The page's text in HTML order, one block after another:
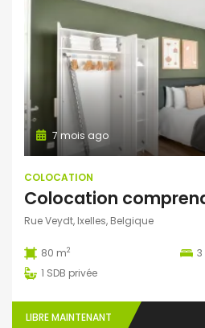
7 mois ago
COLOCATION
Rue Veydt, Ixelles, Belgique
80 m2 3
1 SDB privée
LIBRE MAINTENANT